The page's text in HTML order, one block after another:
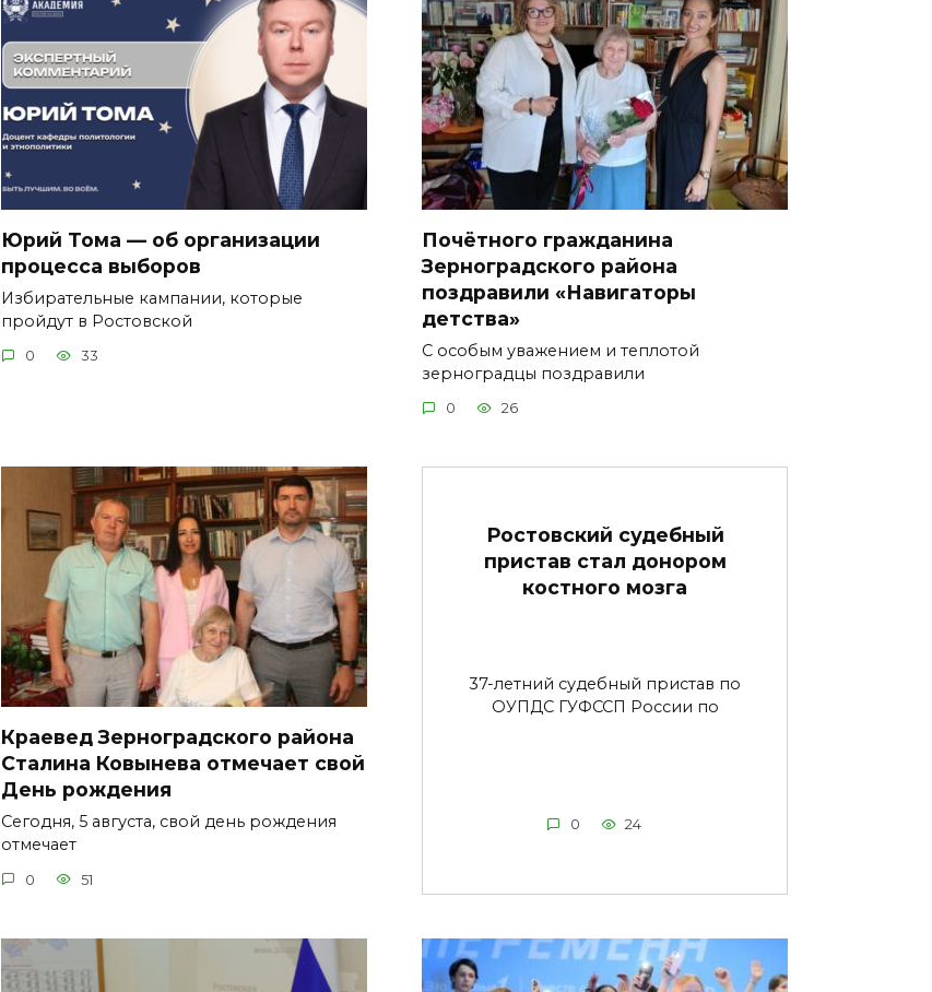
Юрий Тома — об организации
процесса выборов
Избирательные кампании, которые
пройдут в Ростовской
0 33
Почётного гражданина
Зерноградского района
поздравили «Навигаторы
детства»
С особым уважением и теплотой
зерноградцы поздравили
0 26
Краевед Зерноградского района
Сталина Ковынева отмечает свой
День рождения
Сегодня, 5 августа, свой день рождения
отмечает
0 51
Ростовский судебный
пристав стал донором
костного мозга
37-летний судебный пристав по
ОУПДС ГУФССП России по
0 24